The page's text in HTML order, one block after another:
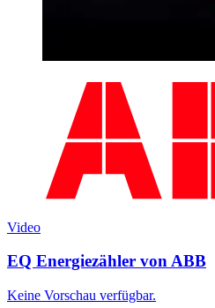
Video
EQ Energiezähler von ABB
Keine Vorschau verfügbar.